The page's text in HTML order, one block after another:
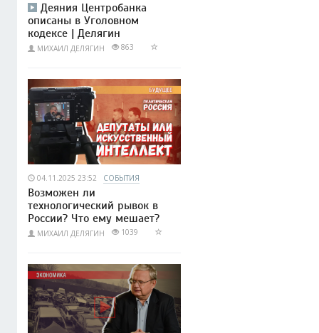
Деяния Центробанка
описаны в Уголовном
кодексе | Делягин
МИХАИЛ ДЕЛЯГИН 863
04.11.2025 23:52 СОБЫТИЯ
Возможен ли
технологический рывок в
России? Что ему мешает?
МИХАИЛ ДЕЛЯГИН 1039